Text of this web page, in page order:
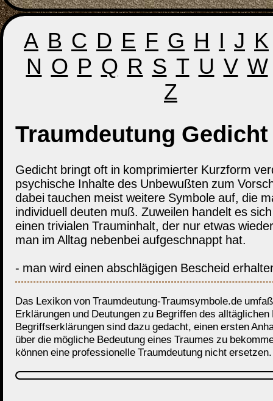
A B C D E F G H I J K
N O P Q R S T U V W
Z
Traumdeutung Gedicht
Gedicht bringt oft in komprimierter Kurzform
psychische Inhalte des Unbewußten zum
dabei tauchen meist weitere Symbole auf, die
individuell deuten muß. Zuweilen handelt es
einen trivialen Trauminhalt, der nur etwas
man im Alltag nebenbei aufgeschnappt hat.
- man wird einen abschlägigen Bescheid
Das Lexikon von Traumdeutung-Traumsymbole.de
Erklärungen und Deutungen zu Begriffen des alltäglichen
Begriffserklärungen sind dazu gedacht, einen ersten
über die mögliche Bedeutung eines Traumes zu
können eine professionelle Traumdeutung nicht ersetzen.